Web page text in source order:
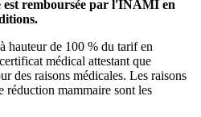
remboursée par l'INAMI en
hauteur de 100 % du tarif en
médical attestant que
des raisons médicales. Les raisons
réduction mammaire sont les